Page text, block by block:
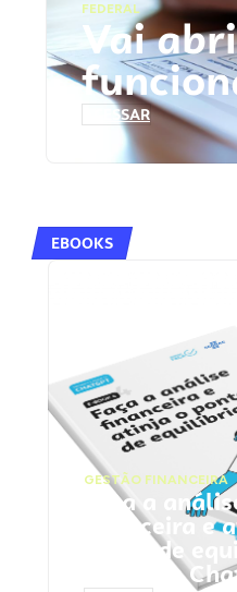
FEDERAL
Vai
ACESSAR
EBOOKS
GESTÃO FINANCEIRA
Faça a
financeira e
ponto de
Prompts